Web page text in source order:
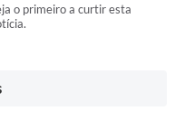
o primeiro a curtir esta